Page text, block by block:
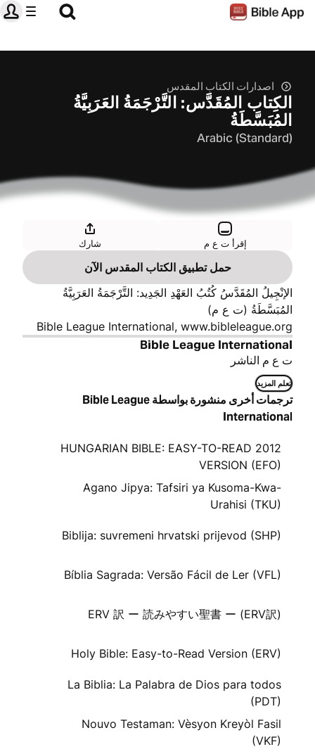
اصدارات الكتاب المقدس
الكِتاب المُقَدَّس: التَّرْجَمَةُ العَرَبِيَّةُ
المُبَسَّطَةُ
Arabic (Standard)
إقرأ ت ع م شارك
حمل تطبيق الكتاب المقدس الآن
الإنْجِيلُ المُقَدَّسُ كُتُبُ العَهْدِ الجَدِيد: التَّرْجَمَةُ العَرَبِيَّةُ
المُبَسَّطَةُ (ت ع م)
Bible League International, www.bibleleague.org
Bible League International
ت ع م الناشر
تعلم المزيد
ترجمات أخرى منشورة بواسطة Bible League
International
2012 HUNGARIAN BIBLE: EASY-TO-READ
VERSION (EFO)
Agano Jipya: Tafsiri ya Kusoma-Kwa-
Urahisi (TKU)
Biblija: suvremeni hrvatski prijevod (SHP)
Bíblia Sagrada: Versão Fácil de Ler (VFL)
ERV 訳 ー 読みやすい聖書 ー (ERV訳)
Holy Bible: Easy-to-Read Version (ERV)
La Biblia: La Palabra de Dios para todos
(PDT)
Nouvo Testaman: Vèsyon Kreyòl Fasil
(VKF)